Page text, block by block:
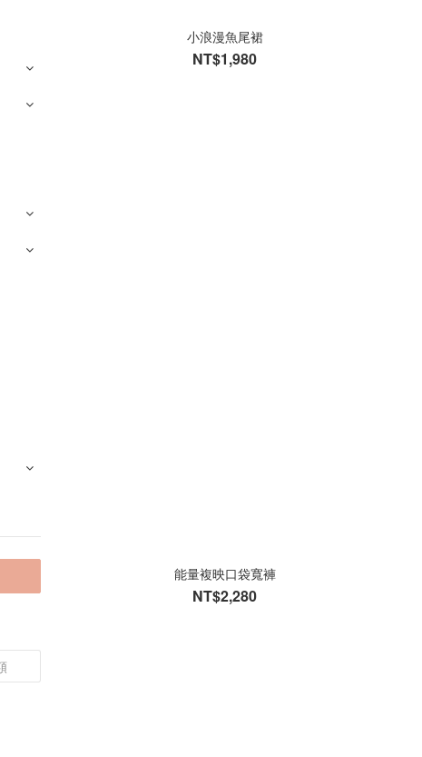
小浪漫魚尾裙
NT$1,980
能量複映口袋寬褲
NT$2,280